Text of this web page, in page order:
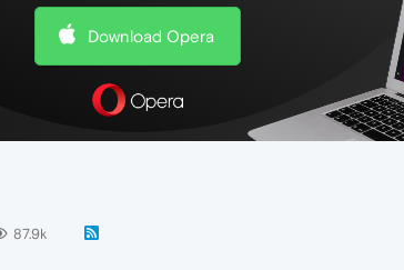
Download Opera
87.9k